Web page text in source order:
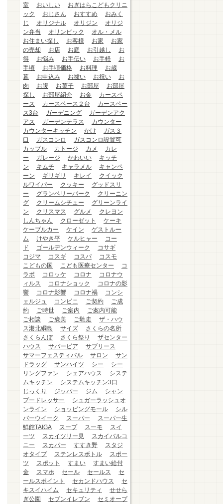
室
おいしい
おぎはらこどもクリニ
ック
おじさん おすすめ
おみく
じ
オリジナル オリジン
オリジ
ン弁当
オリンピック
オル・メル
お住まい探し
お客様 お家
お家
の売却
お店 お庭 お引越し
お
得
お悩み お手伝い お手軽
お
手頃
お手頃価格 お料理
お歳
暮
お申込み お祓い お祝い
お
肉
お腹 お菓子 お部屋
お部屋
探し
お部屋紹介 お金
カースペ
ース
カースペース２台
カースペー
ス3台
ガーデニング
ガーデンアク
アス
ガーデンテラス
カウンター
カウンターキッチン
かけ
ガス３
口
ガスコンロ
ガスコンロ設置可
カップル
カトージ カメ
カレ
ー
ガレージ かわいい
キッチ
ン
キムチ キャラメル
キャンペ
ーン
ギリギリ キレイ
クイック
ルワイパー
クッキー
グッドスリ
ー
グランベリーパーク
クリーニン
グ
クリームシチュー
グリーンライ
ン
クリスマス グルメ
クレヨン
しんちゃん
クローゼット
ケーキ
ケーブルカー
ケイン
ゲストルー
ム
けやき平 ケルヒャー
コー
ド
ゴールデンウィーク
コサギ
コジマ
コスギ コスパ
コスモ
こどもの国
こども医療センター
コ
ラボ
コロッケ コロナ
コロナウ
ィルス
コロナショック
コロナの影
響
コロナ影響 コロナ禍
コンシ
ェルジュ
コンビニ ご契約
ご成
約
ご時世 ご案内
ご案内可能
ご相談
ご褒美 ご馳走
ザ・ハウ
ス港北綱島
サイズ
さくらの名所
さくらんぼ
さくら祭り
ザセンター
ハウス
サバービア
サブリース
サマーフェスティバル
サロン
サン
ドラッグ
サンハイツ シー
シー
リングファン
シェアハウス
システ
ムキッチン
システムキッチン3口
じっくり
ジッパー ジム
シャン
プードレッサー
シュガーラッシュオ
ンライン
ショッピングモール
シル
バーウイーク
スーパー
スーパー生
鮮館TAIGA
スープ スーモ
スイ
ーツ
スカイツリー見
スカイバルコ
ニー
スカパー すすき野
スタジ
オタイプ
ステンレスボトル
スポー
ツ
スポット すまい
すまい給付
金
スマホ セール セールス
セ
ールスポイント
セカンドハウス
セ
キスイハイム
セキュリティ
せせら
ぎ公園
セブンイレブン
セミオープ